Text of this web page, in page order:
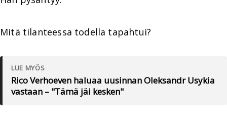
Mitä tilanteessa todella tapahtui?
LUE MYÖS
Rico Verhoeven haluaa uusinnan Oleksandr Usykia
vastaan – "Tämä jäi kesken"